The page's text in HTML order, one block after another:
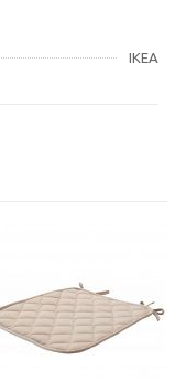
IKEA